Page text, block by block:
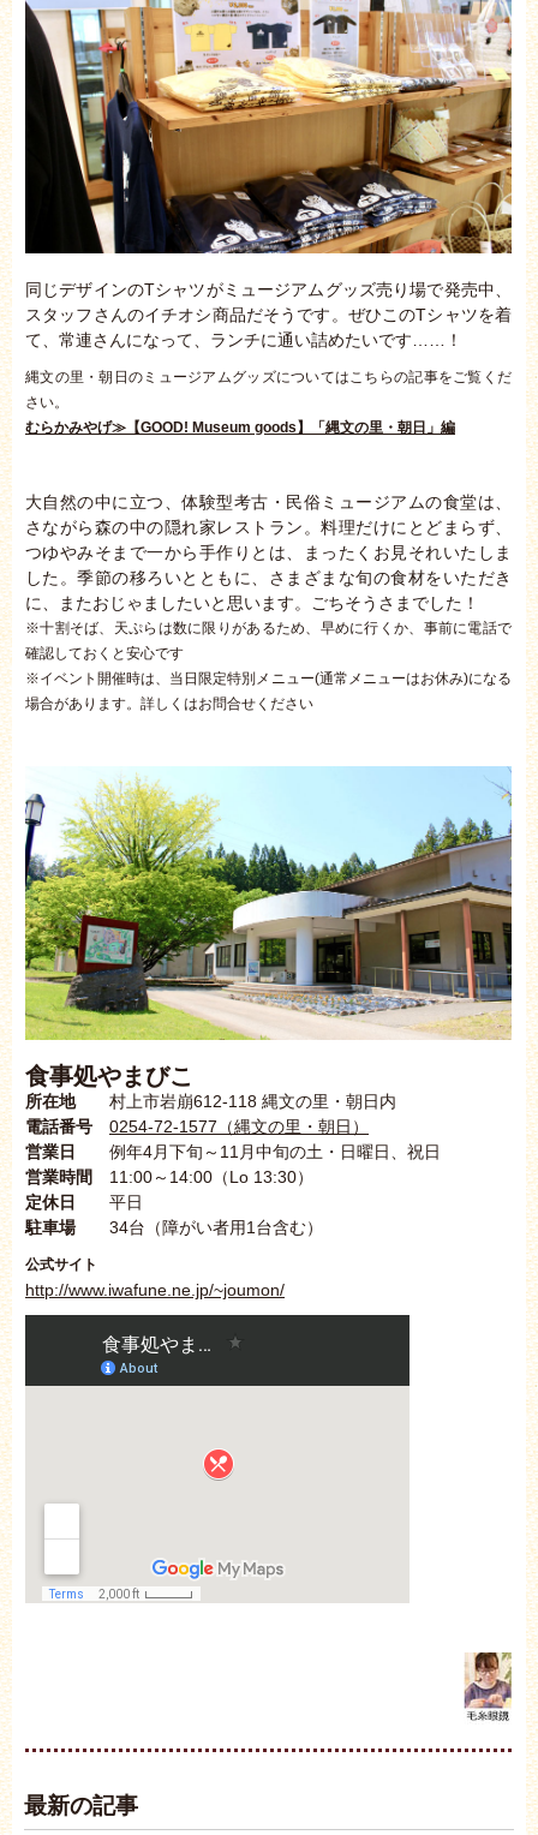
同じデザインのTシャツがミュージアムグッズ売り場で発売中、
スタッフさんのイチオシ商品だそうです。ぜひこのTシャツを着
て、常連さんになって、ランチに通い詰めたいです……！
縄文の里・朝日のミュージアムグッズについてはこちらの記事をご覧くだ
さい。
むらかみやげ≫【GOOD! Museum goods】「縄文の里・朝日」編
大自然の中に立つ、体験型考古・民俗ミュージアムの食堂は、
さながら森の中の隠れ家レストラン。料理だけにとどまらず、
つゆやみそまで一から手作りとは、まったくお見それいたしま
した。季節の移ろいとともに、さまざまな旬の食材をいただき
に、またおじゃましたいと思います。ごちそうさまでした！
※十割そば、天ぷらは数に限りがあるため、早めに行くか、事前に電話で
確認しておくと安心です
※イベント開催時は、当日限定特別メニュー(通常メニューはお休み)になる
場合があります。詳しくはお問合せください
食事処やまびこ
所在地村上市岩崩612-118 縄文の里・朝日内
電話番号
0254-72-1577（縄文の里・朝日）
営業日
例年4月下旬～11月中旬の土・日曜日、祝日
営業時間
11:00～14:00（Lo 13:30）
定休日
平日
駐車場34台（障がい者用1台含む）
公式サイト
http://www.iwafune.ne.jp/~joumon/
最新の記事